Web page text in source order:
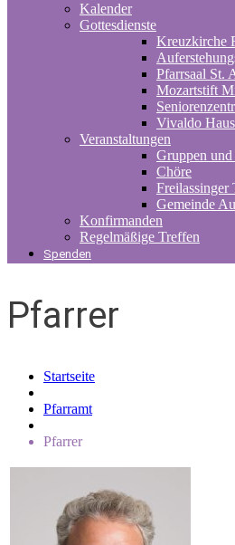
Kalender
Gottesdienste
Kreuzkirche
Pfarrsaal St.
Mozartstift
Vivaldo
Veranstaltungen
Gruppen
Chöre
Freilassinger
Gemeinde
Konfirmanden
Regelmäßige Treffen
Spenden
Pfarrer
Startseite
Pfarramt
Pfarrer